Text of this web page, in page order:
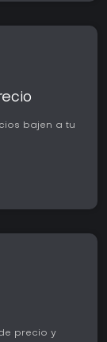
bajen a tu
precio y